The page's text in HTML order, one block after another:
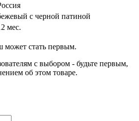
с черной патиной
мес.
стать первым.
с выбором - будьте первым,
об этом товаре.